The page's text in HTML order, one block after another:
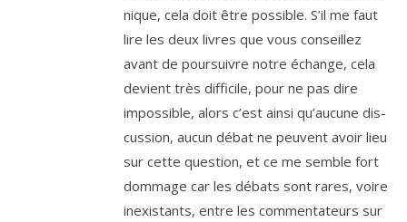
nique, cela doit être pos­sible. S’il me faut
lire les deux livres que vous conseillez
avant de pour­suivre notre échange, cela
devient très dif­fi­cile, pour ne pas dire
impos­sible, alors c’est ain­si qu’au­cune dis­
cus­sion, aucun débat ne peuvent avoir lieu
sur cette ques­tion, et ce me semble fort
dom­mage car les débats sont rares, voire
inexis­tants, entre les com­men­ta­teurs sur